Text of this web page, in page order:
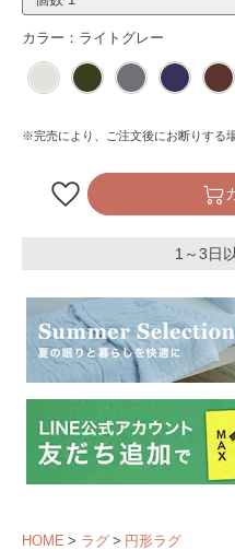
カラー： ライトグレー
※完売により、ご注文後にお断りする
1～3日
HOME ラグ
円形ラグ